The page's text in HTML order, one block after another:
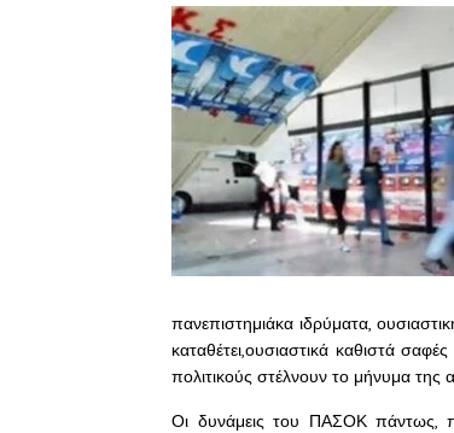
πανεπιστημιάκα ιδρύματα,
καταθέτει,ουσιαστικά καθιστά
πολιτικούς στέλνουν το μήνυμα της
Οι δυνάμεις του ΠΑΣΟΚ πάντως,